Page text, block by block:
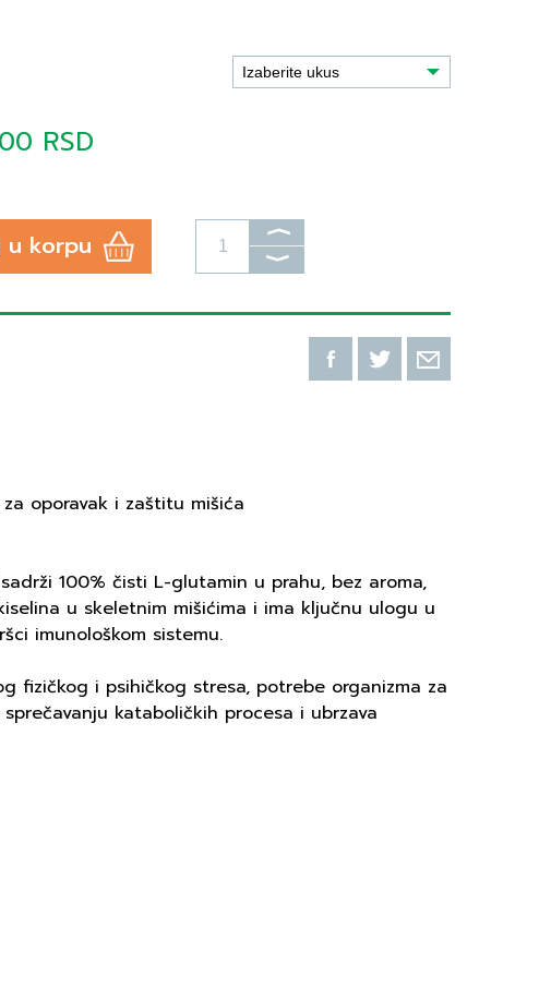
RSD
u korpu ⟩
⟩
oporavak i zaštitu mišića
100% čisti L-glutamin u prahu, bez aroma,
u skeletnim mišićima i ima ključnu ulogu u
imunološkom sistemu.
fizičkog i psihičkog stresa, potrebe organizma za
kataboličkih procesa i ubrzava